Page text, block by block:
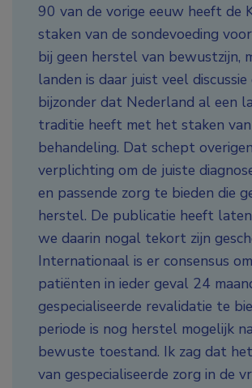
90 van de vorige eeuw heeft de
staken van de sondevoeding
bij geen herstel van bewustzijn,
landen is daar juist veel
bijzonder dat Nederland al een
traditie heeft met het staken
behandeling. Dat schept
verplichting om de juiste
en passende zorg te bieden die
herstel. De publicatie heeft
we daarin nogal tekort zijn
Internationaal is er consensus
patiënten in ieder geval 24
gespecialiseerde revalidatie te
periode is nog herstel mogelijk
bewuste toestand. Ik zag dat
van gespecialiseerde zorg in de